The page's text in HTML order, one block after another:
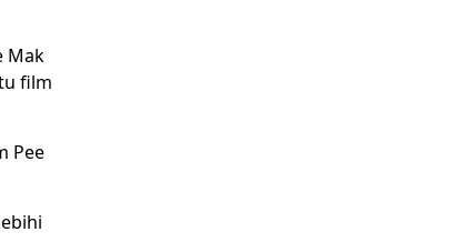
Mak
film
Pee